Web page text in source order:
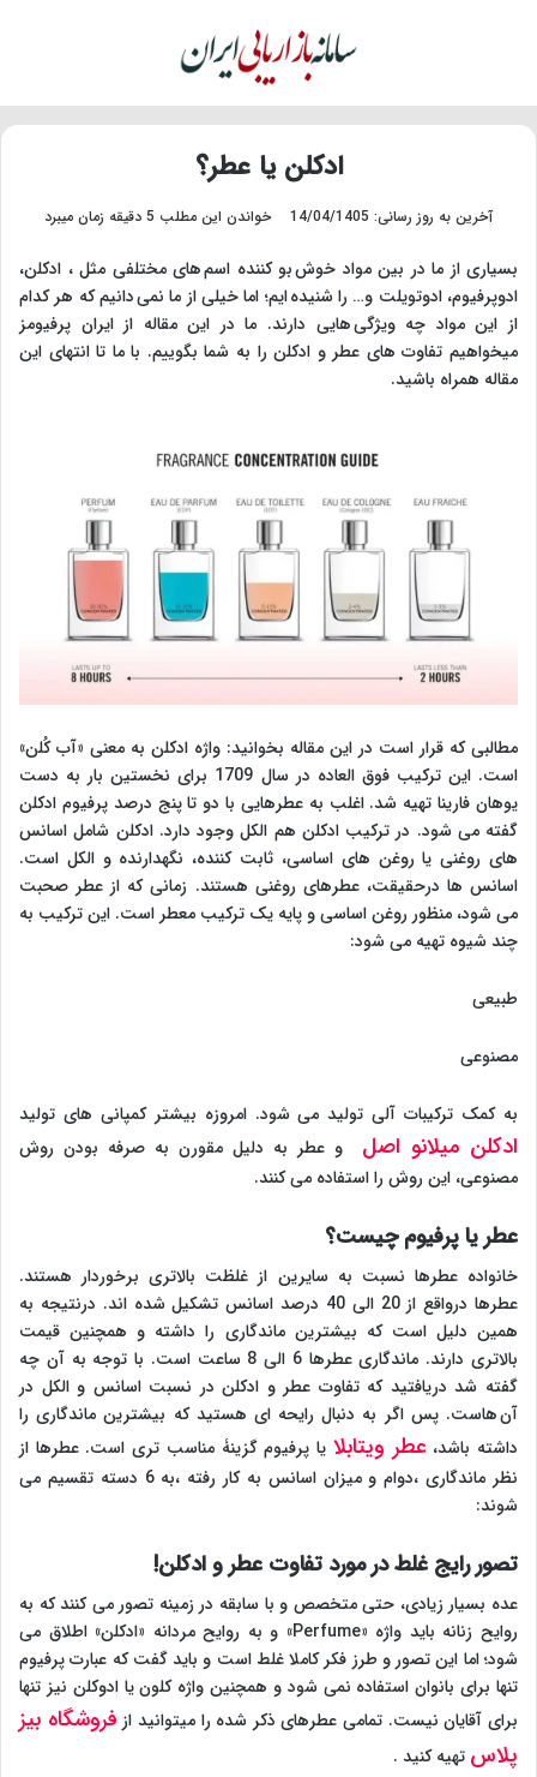
ادکلن یا عطر؟
آخرین به روز رسانی: 14/04/1405 خواندن این مطلب 5 دقیقه زمان میبرد
بسیاری از ما در بین مواد خوش بو کننده اسم های مختلفی مثل ، ادکلن،
ادوپرفیوم، ادوتویلت و… را شنیده ایم؛ اما خیلی از ما نمی دانیم که هر کدام
از این مواد چه ویژگی هایی دارند. ما در این مقاله از ایران پرفیومز
میخواهیم تفاوت های عطر و ادکلن را به شما بگوییم. با ما تا انتهای این
مقاله همراه باشید.
مطالبی که قرار است در این مقاله بخوانید: واژه ادکلن به معنی «آب کُلن»
است. این ترکیب فوق العاده در سال 1709 برای نخستین بار به دست
یوهان فارینا تهیه شد. اغلب به عطرهایی با دو تا پنج درصد پرفیوم ادکلن
گفته می شود. در ترکیب ادکلن هم الکل وجود دارد. ادکلن شامل اسانس
های روغنی یا روغن های اساسی، ثابت کننده، نگهدارنده و الکل است.
اسانس ها درحقیقت، عطرهای روغنی هستند. زمانی که از عطر صحبت
می شود، منظور روغن اساسی و پایه یک ترکیب معطر است. این ترکیب به
چند شیوه تهیه می شود:
طبیعی
مصنوعی
به کمک ترکیبات آلی تولید می شود. امروزه بیشتر کمپانی های تولید
ادکلن میلانو اصل و عطر به دلیل مقورن به صرفه بودن روش
مصنوعی، این روش را استفاده می کنند.
عطر یا پرفیوم چیست؟
خانواده عطرها نسبت به سایرین از غلظت بالاتری برخوردار هستند.
عطرها درواقع از 20 الی 40 درصد اسانس تشکیل شده اند. درنتیجه به
همین دلیل است که بیشترین ماندگاری را داشته و همچنین قیمت
بالاتری دارند. ماندگاری عطرها 6 الی 8 ساعت است. با توجه به آن چه
گفته شد دریافتید که تفاوت عطر و ادکلن در نسبت اسانس و الکل در
آن هاست. پس اگر به دنبال رایحه ای هستید که بیشترین ماندگاری را
داشته باشد،عطر ویتابلا یا پرفیوم گزینۀ مناسب تری است. عطرها از
نظر ماندگاری ،دوام و میزان اسانس به کار رفته ،به 6 دسته تقسیم می
شوند:
تصور رایج غلط در مورد تفاوت عطر و ادکلن!
عده بسیار زیادی، حتی متخصص و با سابقه در زمینه تصور می کنند که به
روایح زنانه باید واژه «Perfume» و به روایح مردانه «ادکلن» اطلاق می
شود؛ اما این تصور و طرز فکر کاملا غلط است و باید گفت که عبارت پرفیوم
تنها برای بانوان استفاده نمی شود و همچنین واژه کلون یا ادوکلن نیز تنها
برای آقایان نیست. تمامی عطرهای ذکر شده را میتوانید از فروشگاه بیز
پلاس تهیه کنید .